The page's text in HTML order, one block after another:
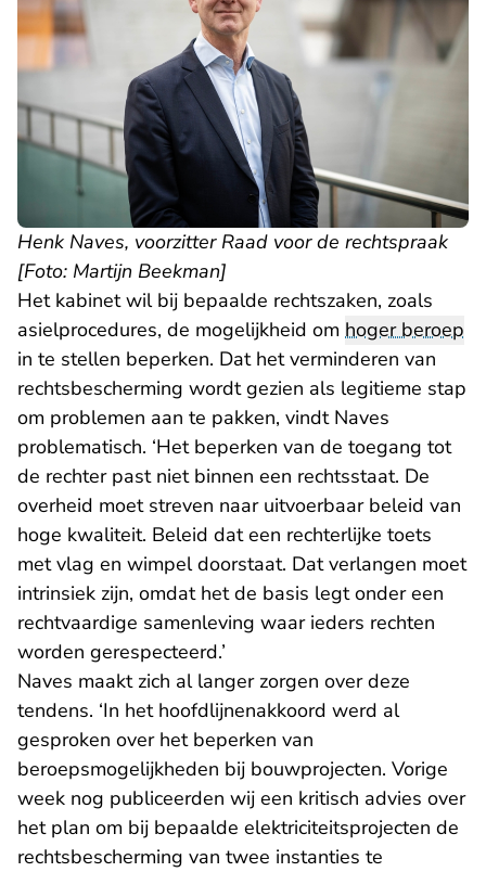
Henk Naves, voorzitter Raad voor de rechtspraak
[Foto: Martijn Beekman]
Het kabinet wil bij bepaalde rechtszaken, zoals
asielprocedures, de mogelijkheid om hoger beroep
in te stellen beperken. Dat het verminderen van
rechtsbescherming wordt gezien als legitieme stap
om problemen aan te pakken, vindt Naves
problematisch. ‘Het beperken van de toegang tot
de rechter past niet binnen een rechtsstaat. De
overheid moet streven naar uitvoerbaar beleid van
hoge kwaliteit. Beleid dat een rechterlijke toets
met vlag en wimpel doorstaat. Dat verlangen moet
intrinsiek zijn, omdat het de basis legt onder een
rechtvaardige samenleving waar ieders rechten
worden gerespecteerd.’
Naves maakt zich al langer zorgen over deze
tendens. ‘In het hoofdlijnenakkoord werd al
gesproken over het beperken van
beroepsmogelijkheden bij bouwprojecten. Vorige
week nog publiceerden wij een kritisch advies over
het plan om bij bepaalde elektriciteitsprojecten de
rechtsbescherming van twee instanties te